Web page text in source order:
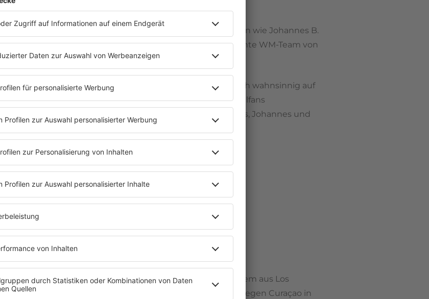
ins WM-Geschehen. Gemeinsam mit bekannten Gesichtern wie Johannes B.
Jürgen Klopp und Mats Hummels bildet er das prominente WM-Team von
verstecken und erklärte laut dem
: "Ich freue mich wahnsinnig auf
erwarten, mich der Expertenrunde aus Sicht des Fußballfans
Traum wahr und ich bin mir sicher, Thomas, Jürgen, Mats, Johannes und
die Spiele genießen und natürlich ausführlich berichten.“
Video:
sitzen. Zum Auftakt der WM meldet er sich unter anderem aus Los
und wird später auch beim deutschen Gruppenspiel gegen Curaçao in